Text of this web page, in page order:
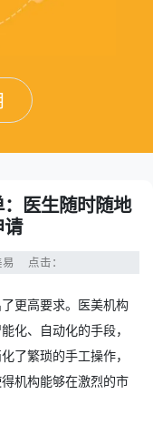
医生随时随地
易 点击：
更高要求。 医美机构
化、自动化的手段，
了繁琐的手工操作，
机构能够在激烈的市